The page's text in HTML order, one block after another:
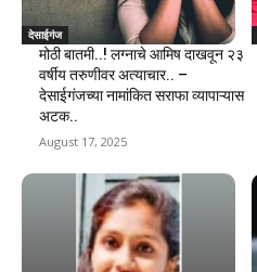
देसाईगंज
मोठी बातमी..! लग्नाचे आमिष दाखवून २३
वर्षीय तरुणीवर अत्याचार.. –
देसाईगंजच्या नामांकित सराफा व्यापाऱ्यास
अटक..
August 17, 2025